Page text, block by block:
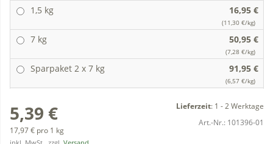
1,5 kg 16,95 €
(11,30 €/kg)
7 kg 50,95 €
(7,28 €/kg)
Sparpaket 2 x 7 kg 91,95 €
(6,57 €/kg)
5,39 €
17,97 € pro 1 kg
Lieferzeit: 1 - 2 Werktage
Art.-Nr.: 101396-01